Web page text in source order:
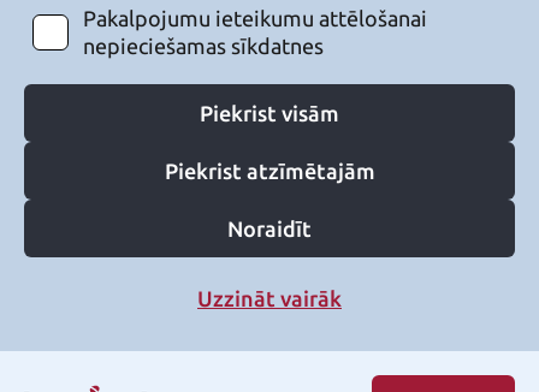
Pakalpojumu ieteikumu attēlošanai
nepieciešamas sīkdatnes
Piekrist visām
Piekrist atzīmētajām
Noraidīt
Uzzināt vairāk